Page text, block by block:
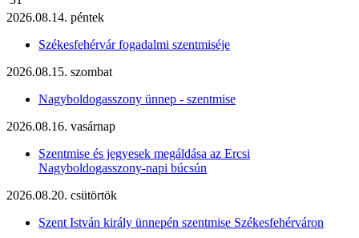
2026.08.14. péntek
Székesfehérvár fogadalmi szentmiséje
2026.08.15. szombat
Nagyboldogasszony ünnep - szentmise
2026.08.16. vasárnap
Szentmise és jegyesek megáldása az Ercsi
Nagyboldogasszony-napi búcsún
2026.08.20. csütörtök
Szent István király ünnepén szentmise Székesfehérváron